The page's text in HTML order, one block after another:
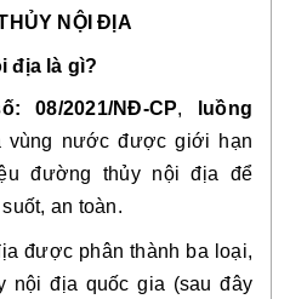
NỘI ĐỊA
địa là gì?
08/2021/NĐ-CP,
luồng
vùng nước được giới hạn
đường thủy nội địa để
an toàn.
được phân thành ba loại,
nội địa quốc gia (sau đây